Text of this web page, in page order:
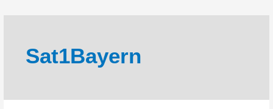
Sat1Bayern